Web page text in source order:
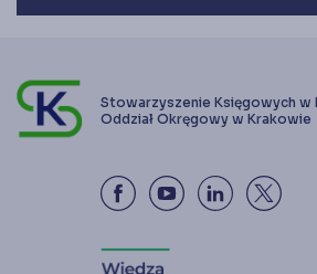
Stowarzyszenie Księgowych w
Oddział Okręgowy w Krakowie